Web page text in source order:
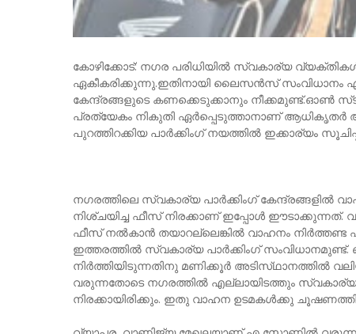
കോഴിക്കോട്‌: നഗര പരിധിയില്‍ സ്വകാര്യ
ഏകീകരിക്കുന്നു.ഇതിനായി ലൈസന്‍സ്‌ സംവിധാനം
കേന്ദ്രങ്ങളുടെ കണക്കെടുക്കാനും നീക്കമുണ്ട്‌.ഓണ്‍
പ്രത്യേകം നികുതി ഏര്‍പ്പെടുത്താനാണ്‌ ആധികൃതര്‍
പുറത്തിറക്കിയ പാര്‍ക്കിംഗ്‌ നയത്തില്‍ ഇക്കാര്യം
നഗരത്തിലെ സ്വകാര്യ പാര്‍ക്കിംഗ്‌ കേന്ദ്രങ്ങളില്‍
നിശ്‌ചയിച്ച ഫീസ്‌ നിരക്കാണ്‌ ഇപ്പോള്‍ ഈടാക്കുന്നത്‌.
ഫീസ്‌ നല്‍കാന്‍ തയാറല്ലെങ്കില്‍ വാഹനം നിര്‍ത്തണ്ട
ഇത്തരത്തില്‍ സ്വകാര്യ പാര്‍ക്കിംഗ്‌
നിര്‍ത്തിയിടുന്നതിനു മണിക്കൂര്‍ അടിസ്‌ഥാനത്തില്‍
വരുന്നതോടെ നഗരത്തില്‍ എല്ലായിടത്തും സ്വകാര്യ
നിരക്കായിരിക്കും. ഇതു വാഹന ഉടമകള്‍ക്കു